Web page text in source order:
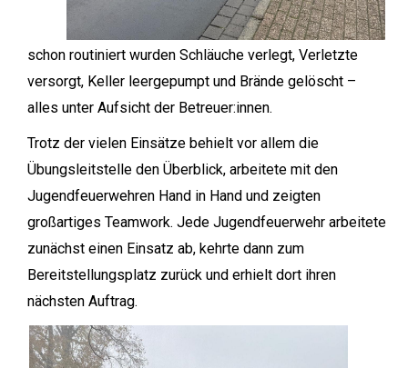
schon routiniert wurden Schläuche verlegt, Verletzte
versorgt, Keller leergepumpt und Brände gelöscht –
alles unter Aufsicht der Betreuer:innen.
Trotz der vielen Einsätze behielt vor allem die
Übungsleitstelle den Überblick, arbeitete mit den
Jugendfeuerwehren Hand in Hand und zeigten
großartiges Teamwork. Jede Jugendfeuerwehr arbeitete
zunächst einen Einsatz ab, kehrte dann zum
Bereitstellungsplatz zurück und erhielt dort ihren
nächsten Auftrag.